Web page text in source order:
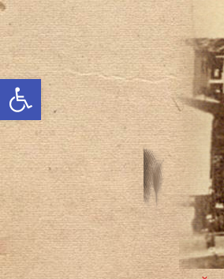
Deschide bara de unelte